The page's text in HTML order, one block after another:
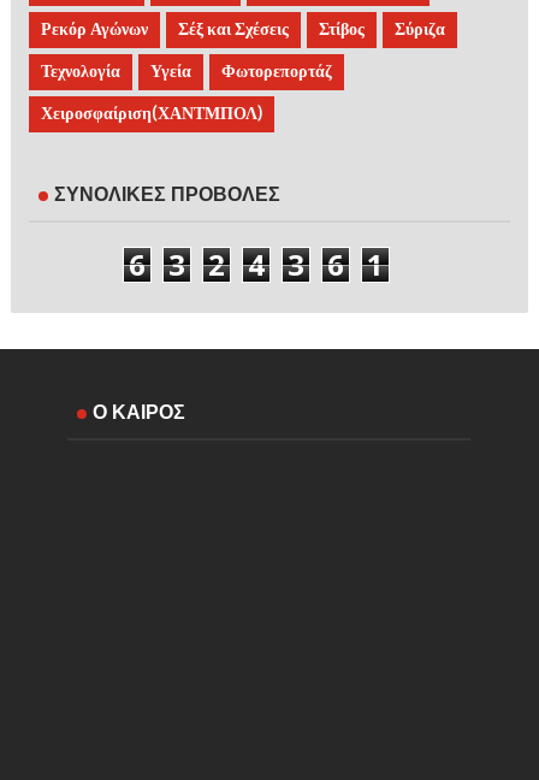
Ρεκόρ Αγώνων Σέξ και Σχέσεις Στίβος Σύριζα
Τεχνολογία Υγεία Φωτορεπορτάζ
Χειροσφαίριση(ΧΑΝΤΜΠΟΛ)
ΣΥΝΟΛΙΚΕΣ ΠΡΟΒΟΛΕΣ
6 3 2 4 3 6 1
Ο ΚΑΙΡΟΣ